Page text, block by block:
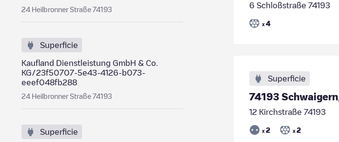
24 Heilbronner Straße 74193
Superficie
Kaufland Dienstleistung GmbH & Co.
KG/23f50707-5e43-4126-b073-
eeef048fb288
24 Heilbronner Straße 74193
Superficie
6 Schloßstraße 74193
x 4
Superficie
74193
12 Kirchstraße 74193
x 2 x 2